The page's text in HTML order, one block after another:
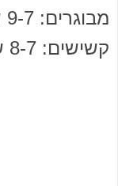
מבוגרים: 9-7 שעות ביממה
קשישים: 8-7 שעות ביממה